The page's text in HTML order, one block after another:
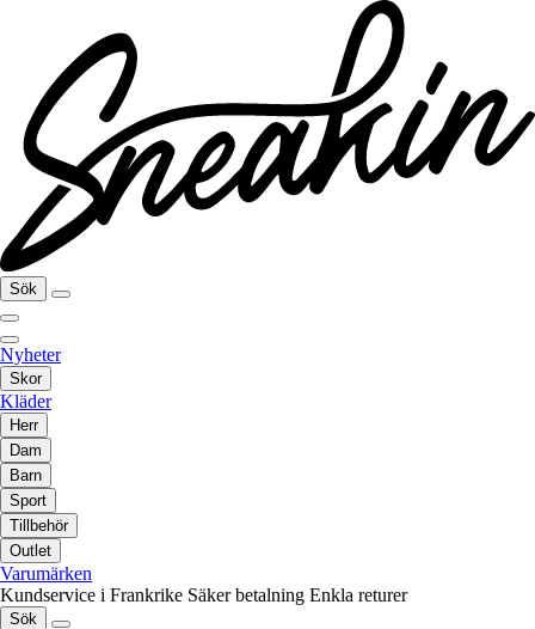
Sök
Nyheter
Skor
Kläder
Herr
Dam
Barn
Sport
Tillbehör
Outlet
Varumärken
Kundservice i Frankrike Säker betalning Enkla returer
Sök